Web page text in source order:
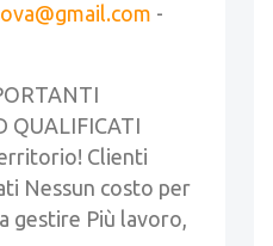
-
QUALIFICATI
Clienti
Nessun costo per
gestire Più lavoro,